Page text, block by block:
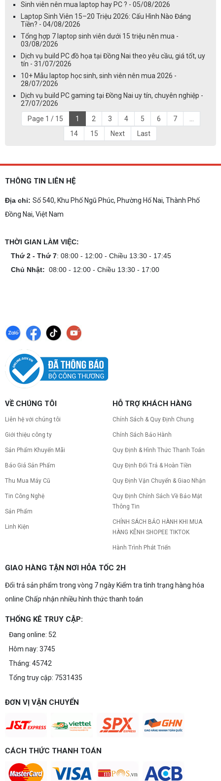
Sinh viên nên mua laptop hay PC ? - 05/08/2026
Laptop Sinh Viên 15–20 Triệu 2026: Cấu Hình Nào Đáng
Tiền? - 04/08/2026
Tổng hợp 7 laptop sinh viên dưới 15 triệu nên mua -
03/08/2026
Dịch vụ build PC đồ họa tại Đồng Nai theo yêu cầu, giá tốt, uy
tín - 31/07/2026
10+ Mẫu laptop học sinh, sinh viên nên mua 2026 -
28/07/2026
Dịch vụ build PC gaming tại Đồng Nai uy tín, chuyên nghiệp -
27/07/2026
Page 1 / 15
1 2 3 4 5 6 7
14
15 Next Last
THÔNG TIN LIÊN HỆ
Địa chỉ: Số 540, Khu Phố Ngũ Phúc, Phường Hố Nai, Thành Phố
Đồng Nai, Việt Nam
THỜI GIAN LÀM VIỆC:
Thứ 2 - Thứ 7: 08:00 - 12:00 - Chiều 13:30 - 17:45
Chủ Nhật: 08:00 - 12:00 - Chiều 13:30 - 17:00
VỀ CHÚNG TÔI
Liên hệ với chúng tôi
Giới thiệu công ty
Sản Phẩm Khuyến Mãi
Báo Giá Sản Phẩm
Thu Mua Máy Cũ
Tin Công Nghệ
Sản Phẩm
Linh Kiện
HỖ TRỢ KHÁCH HÀNG
Chính Sách & Quy Định Chung
Chính Sách Bảo Hành
Quy Định & Hình Thức Thanh Toán
Quy Định Đổi Trả & Hoàn Tiền
Quy Định Vận Chuyển & Giao Nhận
Quy Định Chính Sách Về Bảo Mật
Thông Tin
CHÍNH SÁCH BẢO HÀNH KHI MUA
HÀNG KÊNH SHOPEE TIKTOK
Hành Trình Phát Triển
GIAO HÀNG TẬN NƠI HỎA TỐC 2H
Đổi trả sản phẩm trong vòng 7 ngày Kiểm tra tình trạng hàng hóa
online Chấp nhận nhiều hình thức thanh toán
THỐNG KÊ TRUY CẬP:
Đang online: 52
Hôm nay: 3745
Tháng: 45742
Tổng truy cập: 7531435
ĐƠN VỊ VẬN CHUYỂN
CÁCH THỨC THANH TOÁN